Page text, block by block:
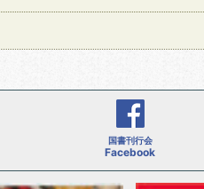
国書刊行会
Facebook